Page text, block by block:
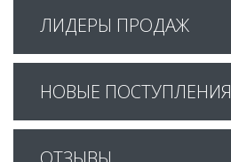
ЛИДЕРЫ ПРОДАЖ
НОВЫЕ ПОСТУПЛЕНИЯ